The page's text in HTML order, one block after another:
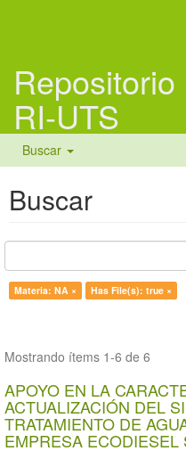
RI-UTS
Buscar
Buscar
Materia: NA × Has File(s): true ×
Mostrando ítems 1-6 de 6
APOYO EN LA
ACTUALIZACIÓN DEL
TRATAMIENTO DE
EMPRESA ECODIESEL